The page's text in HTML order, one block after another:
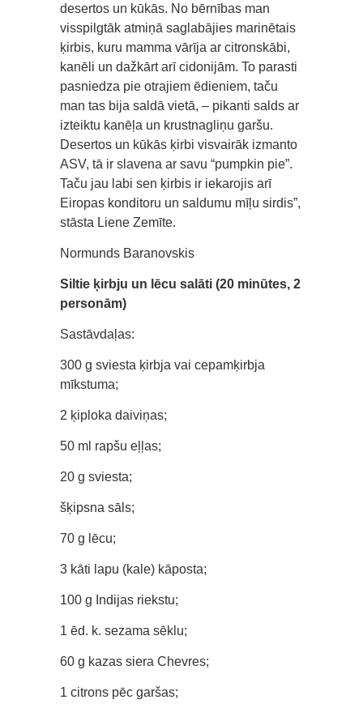
desertos un kūkās. No bērnības man
visspilgtāk atmiņā saglabājies marinētais
ķirbis, kuru mamma vārīja ar citronskābi,
kanēli un dažkārt arī cidonijām. To parasti
pasniedza pie otrajiem ēdieniem, taču
man tas bija saldā vietā, – pikanti salds ar
izteiktu kanēļa un krustnagliņu garšu.
Desertos un kūkās ķirbi visvairāk izmanto
ASV, tā ir slavena ar savu “pumpkin pie”.
Taču jau labi sen ķirbis ir iekarojis arī
Eiropas konditoru un saldumu mīļu sirdis”,
stāsta Liene Zemīte.
Normunds Baranovskis
Siltie ķirbju un lēcu salāti (20 minūtes, 2
personām)
Sastāvdaļas:
300 g sviesta ķirbja vai cepamķirbja
mīkstuma;
2 ķiploka daiviņas;
50 ml rapšu eļļas;
20 g sviesta;
šķipsna sāls;
70 g lēcu;
3 kāti lapu (kale) kāposta;
100 g Indijas riekstu;
1 ēd. k. sezama sēklu;
60 g kazas siera Chevres;
1 citrons pēc garšas;